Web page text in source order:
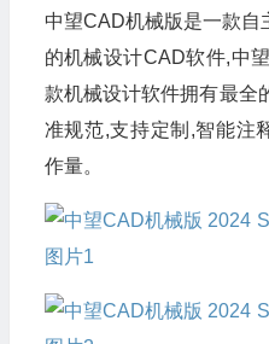
中望CAD机械版是一款
的机械设计CAD软件,中
款机械设计软件拥有最全
准规范,支持定制,智能注
作量。